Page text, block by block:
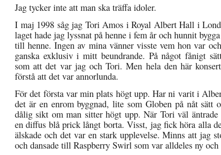
Jag tycker inte att man ska träffa idoler.
I maj 1998 såg jag Tori Amos i Royal Albert Hall i
laget hade jag lyssnat på henne i fem år och hunnit
till henne. Ingen av mina vänner visste vem hon var
ganska exklusiv i mitt beundrande. På något fånigt
som att det var jag och Tori. Men hela den här
förstå att det var annorlunda.
För det första var min plats högt upp. Har ni varit i
det är en enrom byggnad, lite som Globen på nåt sätt
dålig sikt om man sitter högt upp. När Tori väl äntrade
en diffus blå prick långt borta. Visst, jag fick höra alla
älskade och det var en stark upplevelse. Minns att jag
och dansade till Raspberry Swirl som var alldeles ny och